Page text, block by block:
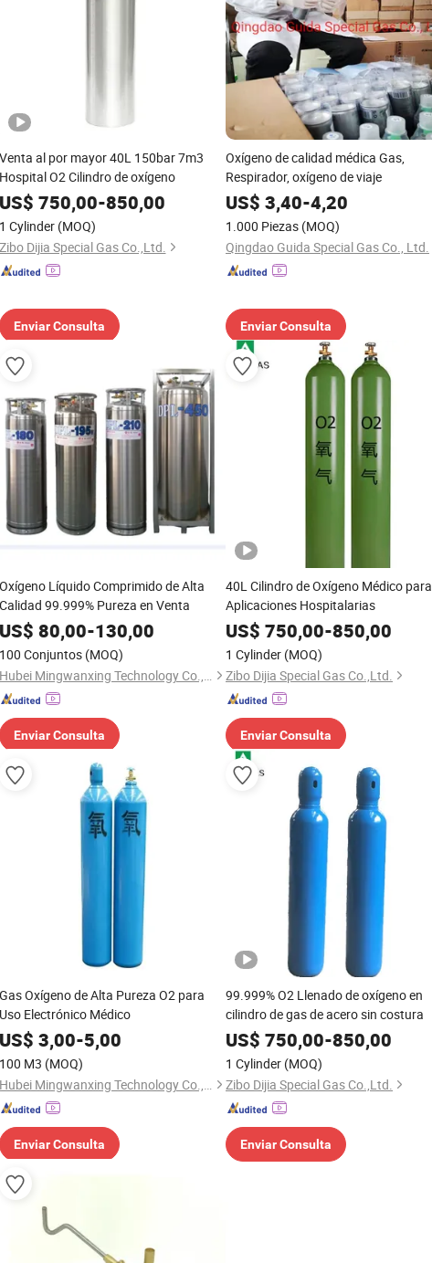
Venta al por mayor 40L 150bar 7m3
Hospital O2 Cilindro de oxígeno
US$ 750,00-850,00
1 Cylinder (MOQ)
Zibo Dijia Special Gas Co.,Ltd.
Enviar Consulta
Oxígeno de calidad médica Gas,
Respirador, oxígeno de viaje
US$ 3,40-4,20
1.000 Piezas (MOQ)
Qingdao Guida Special Gas Co., Ltd.
Enviar Consulta
Oxígeno Líquido Comprimido de Alta
Calidad 99.999% Pureza en Venta
US$ 80,00-130,00
100 Conjuntos (MOQ)
Hubei Mingwanxing Technology Co., Ltd.
Enviar Consulta
40L Cilindro de Oxígeno Médico para
Aplicaciones Hospitalarias
US$ 750,00-850,00
1 Cylinder (MOQ)
Zibo Dijia Special Gas Co.,Ltd.
Enviar Consulta
Gas Oxígeno de Alta Pureza O2 para
Uso Electrónico Médico
US$ 3,00-5,00
100 M3 (MOQ)
Hubei Mingwanxing Technology Co., Ltd.
Enviar Consulta
99.999% O2 Llenado de oxígeno en
cilindro de gas de acero sin costura
US$ 750,00-850,00
1 Cylinder (MOQ)
Zibo Dijia Special Gas Co.,Ltd.
Enviar Consulta